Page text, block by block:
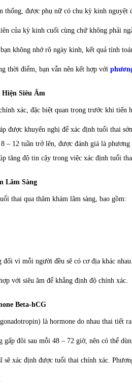
được phụ nữ có chu kỳ kinh nguyệt
của kỳ kinh cuối cùng chứ không phải
không nhớ rõ ngày kinh, kết quả tính
thời điểm, bạn vẫn nên kết hợp với
Siêu Âm
xác, đặc biệt quan trọng trước khi
được khuyến nghị để xác định tuổi thai
– 12 tuần trở lên, được đánh giá là
tăng độ tin cậy trong việc xác định tuổi
Lâm Sàng
thai qua thăm khám lâm sàng, bao gồm:
vì mỗi người đều sẽ có cơ địa khác nhau.
với siêu âm để khẳng định độ chính xác.
Beta-hCG
là hormone do nhau thai tiết
đôi sau mỗi 48 – 72 giờ, nên có thể
sẽ xác định được tuổi thai chính xác.